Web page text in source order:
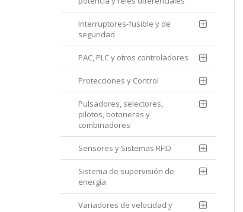
Interruptores-fusible y de
seguridad
PAC, PLC y otros controladores
Protecciones y Control
Pulsadores, selectores,
pilotos, botoneras y
combinadores
Sensores y Sistemas RFID
Sistema de supervisión de
energía
Variadores de velocidad y